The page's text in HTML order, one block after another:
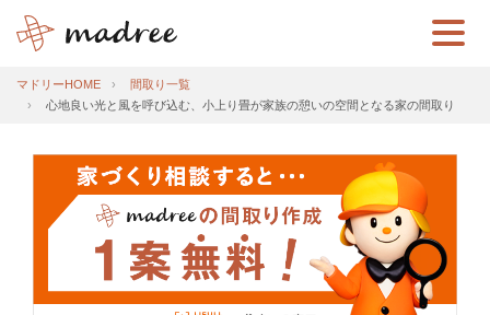
マドリーHOME
間取り一覧
心地良い光と風を呼び込む、小上り畳が家族の憩いの空間となる家の間取り